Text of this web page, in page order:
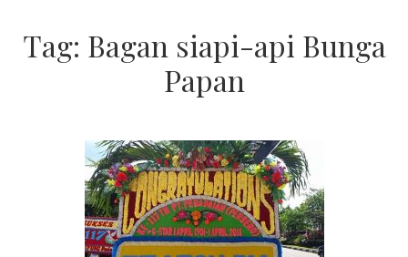
Tag: Bagan siapi-api Bunga
Papan